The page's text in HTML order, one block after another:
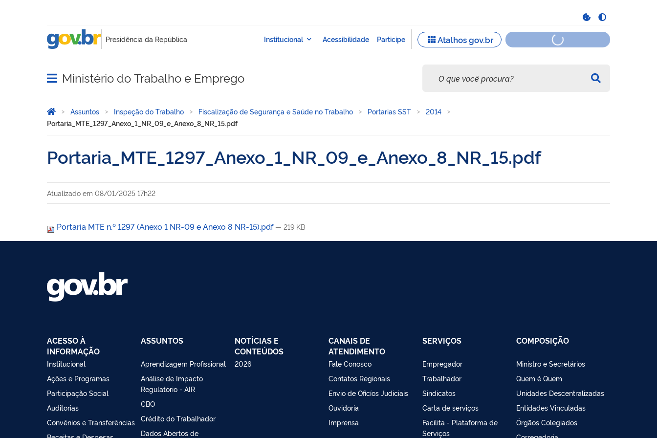
Abrir menu principal de navegação
Ministério do Trabalho e Emprego
Você está aqui:
Página Inicial
Assuntos Inspeção do Trabalho Fiscalização de Segurança e Saúde no Trabalho Portarias SST
2014
Portaria_MTE_1297_Anexo_1_NR_09_e_Anexo_8_NR_15.pdf
Portaria_MTE_1297_Anexo_1_NR_09_e_Anexo_8_NR_15.pdf
Atualizado em 08/01/2025 17h22
Portaria MTE n.º 1297 (Anexo 1 NR-09 e Anexo 8 NR-15).pdf — 219 KB
ACESSO À
INFORMAÇÃO
Institucional
Ações e Programas
Participação Social
Auditorias
Convênios e Transferências
ASSUNTOS
Aprendizagem Profissional
Análise de Impacto
Regulatório - AIR
CBO
Crédito do Trabalhador
Dados Abertos de
NOTÍCIAS E
CONTEÚDOS
2026
CANAIS DE
ATENDIMENTO
Fale Conosco
Contatos Regionais
Envio de Oficíos Judiciais
Ouvidoria
Imprensa
SERVIÇOS
Empregador
Trabalhador
Sindicatos
Carta de serviços
Facilita - Plataforma de
Serviços
COMPOSIÇÃO
Ministro e Secretários
Quem é Quem
Unidades Descentralizadas
Entidades Vinculadas
Órgãos Colegiados